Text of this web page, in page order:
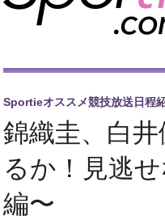
Sportieオススメ競技放送日程
錦織圭、白
るか！見逃
編〜